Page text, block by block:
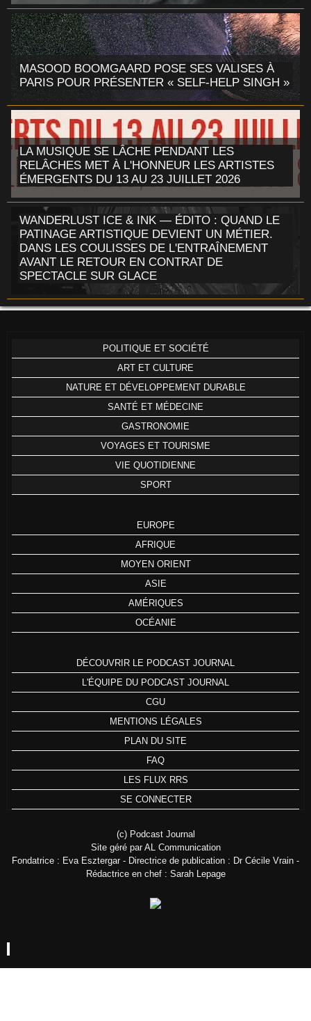
MASOOD BOOMGAARD POSE SES VALISES À
PARIS POUR PRÉSENTER « SELF-HELP SINGH »
LA MUSIQUE SE LÂCHE PENDANT LES
RELÂCHES MET À L'HONNEUR LES ARTISTES
ÉMERGENTS DU 13 AU 23 JUILLET 2026
WANDERLUST ICE & INK — ÉDITO : QUAND LE
PATINAGE ARTISTIQUE DEVIENT UN MÉTIER.
DANS LES COULISSES DE L'ENTRAÎNEMENT
AVANT LE RETOUR EN CONTRAT DE
SPECTACLE SUR GLACE
POLITIQUE ET SOCIÉTÉ
ART ET CULTURE
NATURE ET DÉVELOPPEMENT DURABLE
SANTÉ ET MÉDECINE
GASTRONOMIE
VOYAGES ET TOURISME
VIE QUOTIDIENNE
SPORT
EUROPE
AFRIQUE
MOYEN ORIENT
ASIE
AMÉRIQUES
OCÉANIE
DÉCOUVRIR LE PODCAST JOURNAL
L'ÉQUIPE DU PODCAST JOURNAL
CGU
MENTIONS LÉGALES
PLAN DU SITE
FAQ
LES FLUX RRS
SE CONNECTER
(c) Podcast Journal
Site géré par AL Communication
Fondatrice : Eva Esztergar - Directrice de publication : Dr Cécile Vrain -
Rédactrice en chef : Sarah Lepage